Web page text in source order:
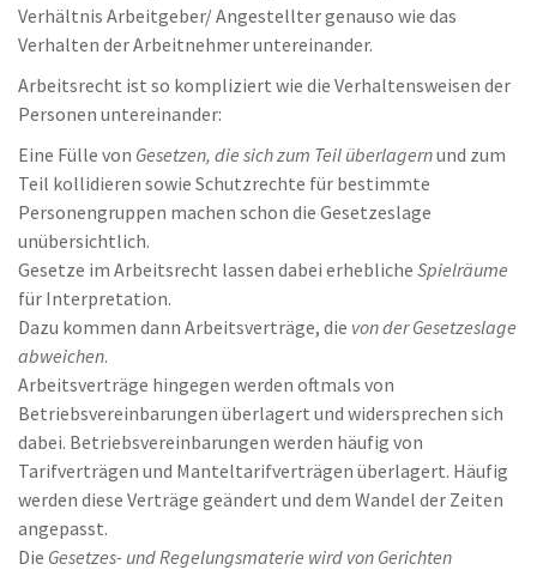
Verhältnis Arbeitgeber/ Angestellter genauso wie das
Verhalten der Arbeitnehmer untereinander.
Arbeitsrecht ist so kompliziert wie die Verhaltensweisen der
Personen untereinander:
Eine Fülle von Gesetzen, die sich zum Teil überlagernund zum
Teil kollidieren sowie Schutzrechte für bestimmte
Personengruppen machen schon die Gesetzeslage
unübersichtlich.
Gesetze im Arbeitsrecht lassen dabei erhebliche Spielräume
für Interpretation.
Dazu kommen dann Arbeitsverträge, die von der Gesetzeslage
abweichen.
Arbeitsverträge hingegen werden oftmals von
Betriebsvereinbarungen überlagert und widersprechen sich
dabei. Betriebsvereinbarungen werden häufig von
Tarifverträgen und Manteltarifverträgen überlagert. Häufig
werden diese Verträge geändert und dem Wandel der Zeiten
angepasst.
Die Gesetzes- und Regelungsmaterie wird von Gerichten